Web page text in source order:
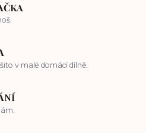
v malé domácí dílně.